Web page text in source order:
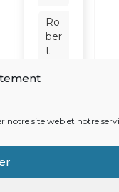
notre site web et notre
Ro
ber
t
Sc
eid